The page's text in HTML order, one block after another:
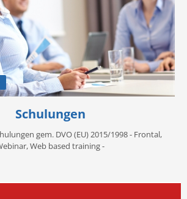
Schulungen
gem. DVO (EU) 2015/1998 - Frontal,
Web based training -